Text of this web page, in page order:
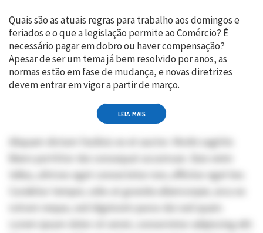
Quais são as atuais regras para trabalho aos domingos e
feriados e o que a legislação permite ao Comércio? É
necessário pagar em dobro ou haver compensação?
Apesar de ser um tema já bem resolvido por anos, as
normas estão em fase de mudança, e novas diretrizes
devem entrar em vigor a partir de março.
LEIA MAIS
Aliquam dictum facilisis ex et auctor. Morbi sagittis
libero porttitor dui consequat accumsan. Duis enim
tellus, ultrices eget consectetur non, efficitur eget leo.
Curabitur tempor, odio at gravida ullamcorper, arcu ex
rutrum neque, sed dignissim purus dui sed quam.
Lorem ipsum dolor sit amet, consectetur adipiscing elit.